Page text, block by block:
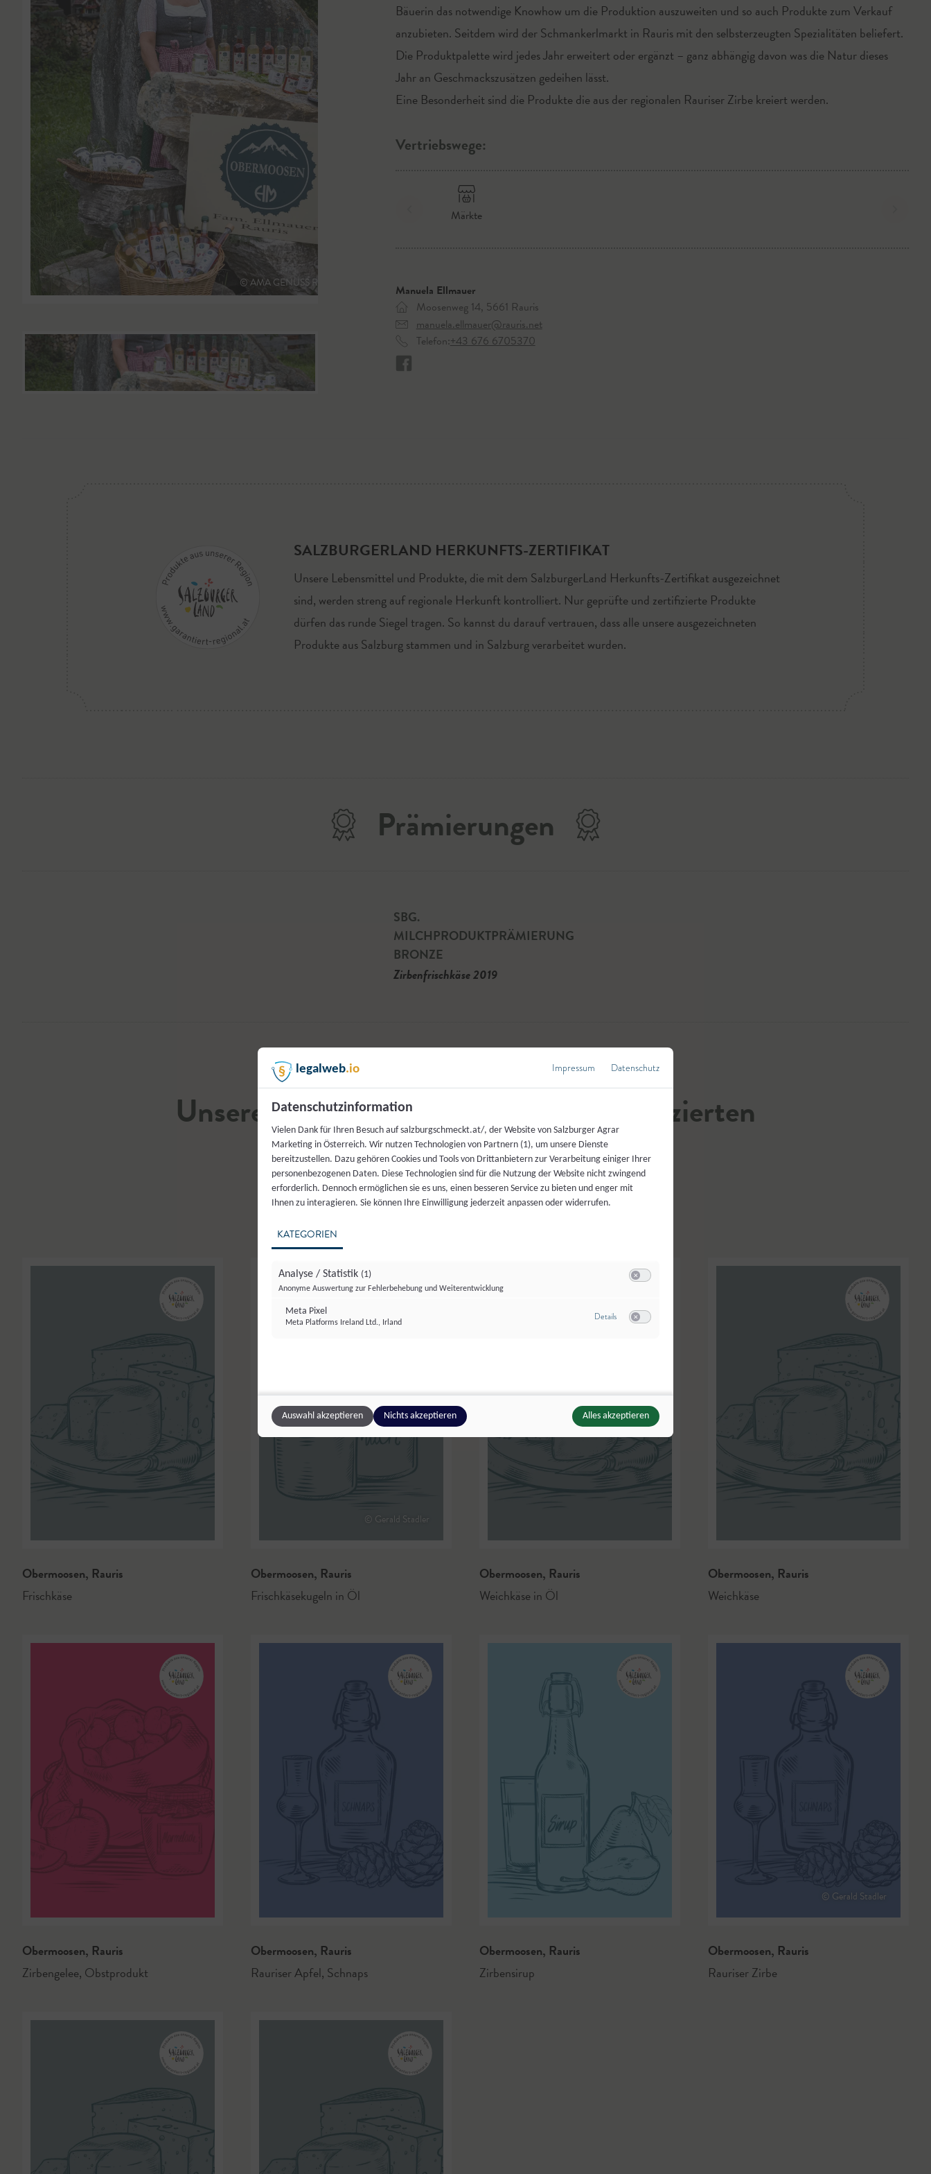
© AMA GENUSS REGION wildbild.at
Bäuerin das notwendige Knowhow um die Produktion auszuweiten und so auch Produkte zum Verkauf
anzubieten. Seitdem wird der Schmankerlmarkt in Rauris mit den selbsterzeugten Spezialitäten beliefert.
Die Produktpalette wird jedes Jahr erweitert oder ergänzt – ganz abhängig davon was die Natur dieses
Jahr an Geschmackszusätzen gedeihen lässt.
Eine Besonderheit sind die Produkte die aus der regionalen Rauriser Zirbe kreiert werden.
Vertriebswege:
Märkte
Manuela Ellmauer
Moosenweg 14, 5661 Rauris
manuela.ellmauer@rauris.net
Telefon:+43 676 6705370
SALZBURGERLAND HERKUNFTS-ZERTIFIKAT
Unsere Lebensmittel und Produkte, die mit dem SalzburgerLand Herkunfts-Zertifikat ausgezeichnet
sind, werden streng auf regionale Herkunft kontrolliert. Nur geprüfte und zertifizierte Produkte
dürfen das runde Siegel tragen. So kannst du darauf vertrauen, dass alle unsere ausgezeichneten
Produkte aus Salzburg stammen und in Salzburg verarbeitet wurden.
Prämierungen
SBG.
MILCHPRODUKTPRÄMIERUNG
BRONZE
Zirbenfrischkäse 2019
Unsere SalzburgerLand herkunftszertifizierten
Produkteauf einen Blick
Obermoosen, Rauris
Frischkäse
© Gerald Stadler
Obermoosen, Rauris
Frischkäsekugeln in Öl
Obermoosen, Rauris
Weichkäse in Öl
Obermoosen, Rauris
Weichkäse
Obermoosen, Rauris
Zirbengelee, Obstprodukt
Obermoosen, Rauris
Rauriser Apfel, Schnaps
Obermoosen, Rauris
Zirbensirup
© Gerald Stadler
Obermoosen, Rauris
Rauriser Zirbe
legalweb.io Impressum Datenschutz
Datenschutzinformation
Vielen Dank für Ihren Besuch auf salzburgschmeckt.at/, der Website von Salzburger Agrar
Marketing in Österreich. Wir nutzen Technologien von Partnern (1), um unsere Dienste
bereitzustellen. Dazu gehören Cookies und Tools von Drittanbietern zur Verarbeitung einiger Ihrer
personenbezogenen Daten. Diese Technologien sind für die Nutzung der Website nicht zwingend
erforderlich. Dennoch ermöglichen sie es uns, einen besseren Service zu bieten und enger mit
Ihnen zu interagieren. Sie können Ihre Einwilligung jederzeit anpassen oder widerrufen.
KATEGORIEN
Analyse / Statistik (1)
Switch zum Einwilligen bzw. Ablehnen der Kategorie Analyse / Statistik
Anonyme Auswertung zur Fehlerbehebung und Weiterentwicklung
Meta Pixel
Meta Platforms Ireland Ltd., Irland
Detailszu Meta Pixel
Auswahl akzeptieren Nichts akzeptieren Alles akzeptieren